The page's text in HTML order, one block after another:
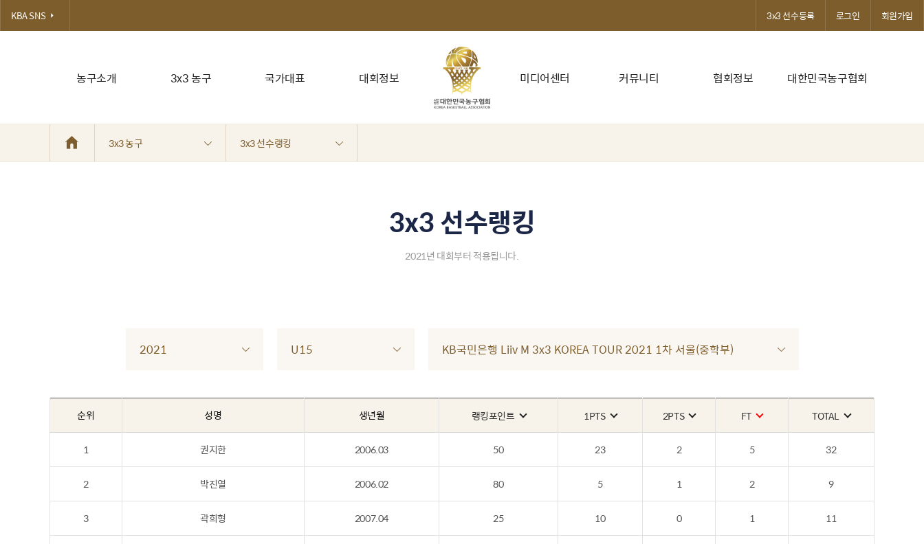
농구소개 3x3 농구 국가대표 대회정보 미디어센터 커뮤니티 협회정보 대한민국농구협회
KBA SNS 3x3 선수등록 로그인 회원가입
3x3 농구 3x3 선수랭킹
3x3 선수랭킹
2021년 대회부터 적용됩니다.
2021 U15 KB국민은행 Liiv M 3x3 KOREA TOUR 2021 1차 서울(중학부)
순위 성명 생년월 랭킹포인트 1PTS 2PTS FT TOTAL
1 권지한 2006.03 50 23 2 5 32
2 박진열 2006.02 80 5 1 2 9
3 곽희형 2007.04 25 10 0 1 11